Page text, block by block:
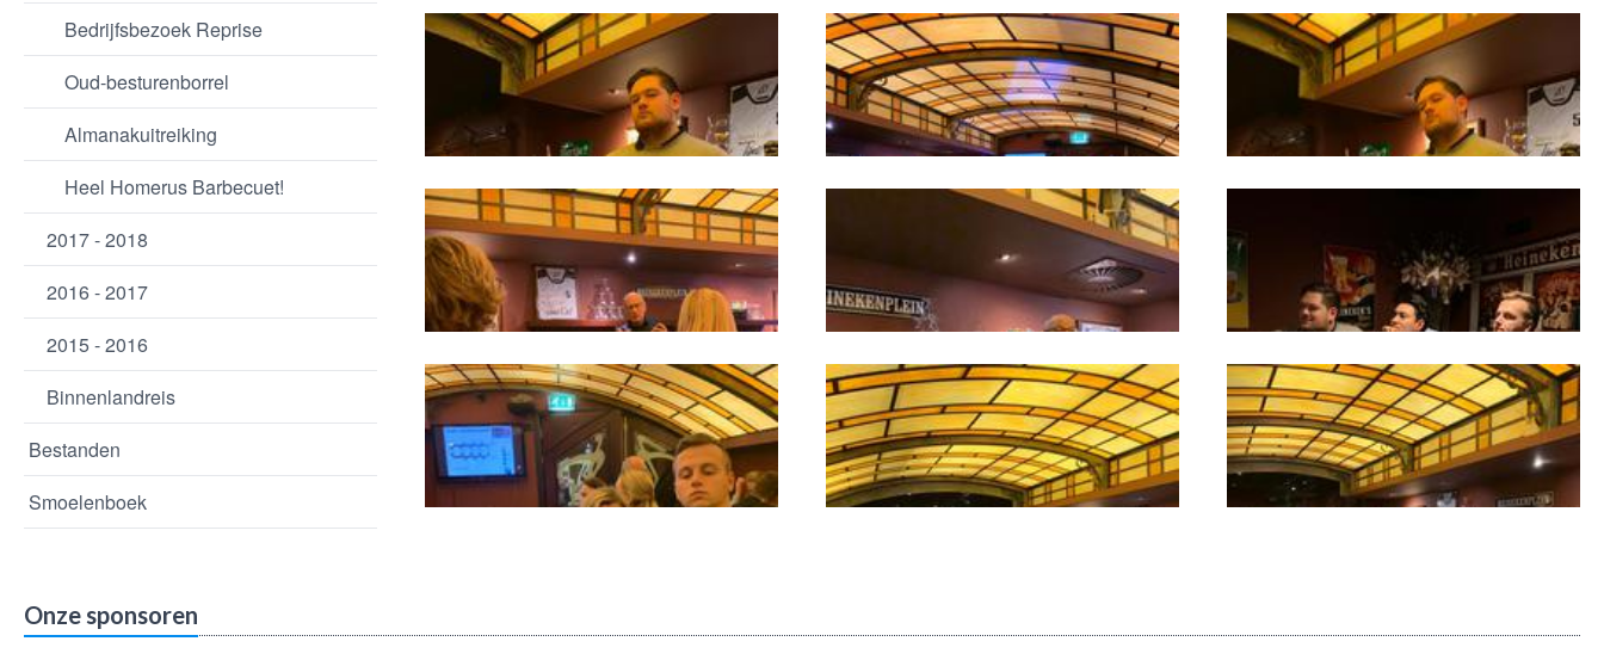
Bedrijfsbezoek Reprise
Oud-besturenborrel
Almanakuitreiking
Heel Homerus Barbecuet!
2017 - 2018
2016 - 2017
2015 - 2016
Binnenlandreis
Bestanden
Smoelenboek
Onze sponsoren